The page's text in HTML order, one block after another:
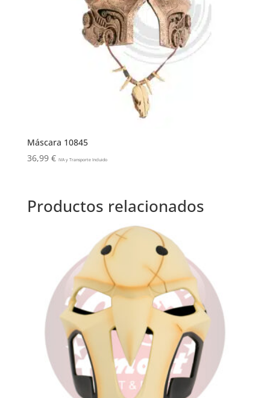
Máscara 10845
36,99 € IVA y Transporte Incluido
Productos relacionados